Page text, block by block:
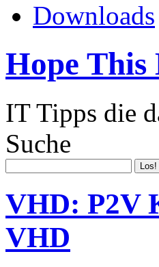
Downloads
Hope This
IT Tipps die
Suche
VHD: P2V
VHD